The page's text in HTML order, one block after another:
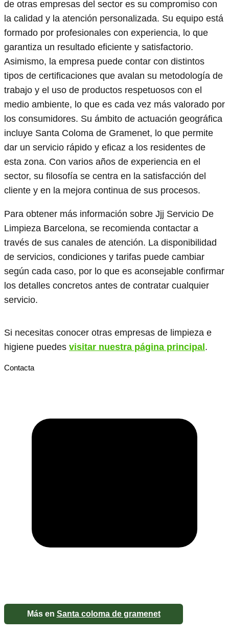
de otras empresas del sector es su compromiso con
la calidad y la atención personalizada. Su equipo está
formado por profesionales con experiencia, lo que
garantiza un resultado eficiente y satisfactorio.
Asimismo, la empresa puede contar con distintos
tipos de certificaciones que avalan su metodología de
trabajo y el uso de productos respetuosos con el
medio ambiente, lo que es cada vez más valorado por
los consumidores. Su ámbito de actuación geográfica
incluye Santa Coloma de Gramenet, lo que permite
dar un servicio rápido y eficaz a los residentes de
esta zona. Con varios años de experiencia en el
sector, su filosofía se centra en la satisfacción del
cliente y en la mejora continua de sus procesos.
Para obtener más información sobre Jjj Servicio De
Limpieza Barcelona, se recomienda contactar a
través de sus canales de atención. La disponibilidad
de servicios, condiciones y tarifas puede cambiar
según cada caso, por lo que es aconsejable confirmar
los detalles concretos antes de contratar cualquier
servicio.
Si necesitas conocer otras empresas de limpieza e
higiene puedes visitar nuestra página principal .
Contacta
Más en Santa coloma de gramenet